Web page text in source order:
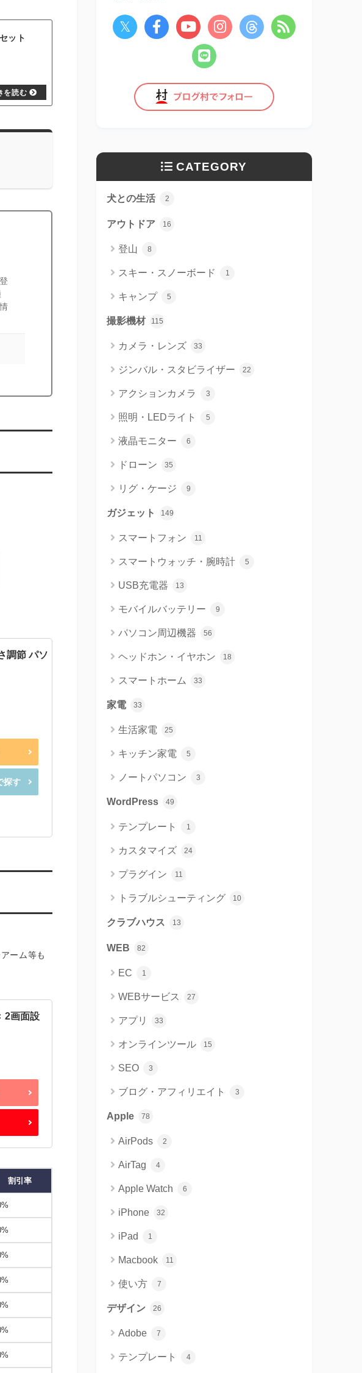
ット
調節 パソ
探す
ーム等も
2画面設
割引率
CATEGORY
犬との生活 2
アウトドア 16
登山 8
スキー・スノーボード 1
キャンプ 5
撮影機材 115
カメラ・レンズ 33
ジンバル・スタビライザー 22
アクションカメラ 3
照明・LEDライト 5
液晶モニター 6
ドローン 35
リグ・ケージ 9
ガジェット 149
スマートフォン 11
スマートウォッチ・腕時計 5
USB充電器 13
モバイルバッテリー 9
パソコン周辺機器 56
ヘッドホン・イヤホン 18
スマートホーム 33
家電 33
生活家電 25
キッチン家電 5
ノートパソコン 3
WordPress 49
テンプレート 1
カスタマイズ 24
プラグイン 11
トラブルシューティング 10
クラブハウス 13
WEB 82
EC 1
WEBサービス 27
アプリ 33
オンラインツール 15
SEO 3
ブログ・アフィリエイト 3
Apple 78
AirPods 2
AirTag 4
Apple Watch 6
iPhone 32
iPad 1
Macbook 11
使い方 7
デザイン 26
Adobe 7
テンプレート 4